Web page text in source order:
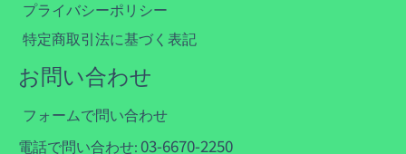
プライバシーポリシー
特定商取引法に基づく表記
お問い合わせ
フォームで問い合わせ
電話で問い合わせ: 03-6670-2250